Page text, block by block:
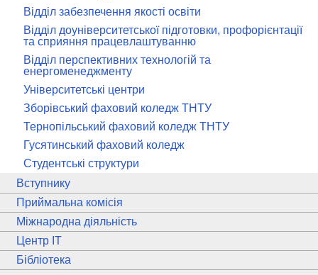
Відділ забезпечення якості освіти
Відділ доуніверситетської підготовки, профорієнтації
та сприяння працевлаштуванню
Відділ перспективних технологій та
енергоменеджменту
Університетські центри
Зборівський фаховий коледж ТНТУ
Тернопільський фаховий коледж ТНТУ
Гусятинський фаховий коледж
Студентські структури
Вступнику
Приймальна комісія
Міжнародна діяльність
Центр ІТ
Бібліотека